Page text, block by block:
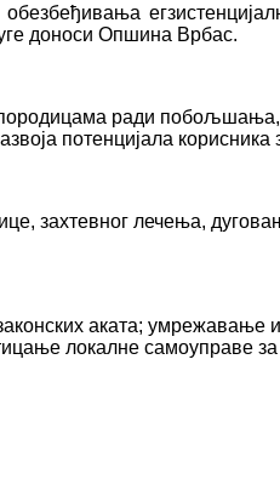
доноси Опшина Врбас.
породицама ради
потенцијала корисника
захтевног лечења,
аката; умрежавање
локалне самоуправе